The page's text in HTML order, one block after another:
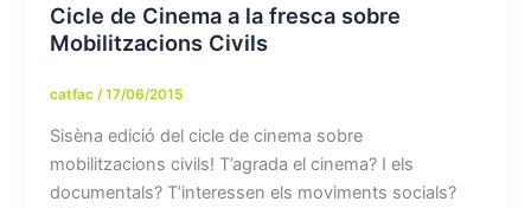
Cicle de Cinema a la fresca sobre
Mobilitzacions Civils
catfac /17/06/2015
Sisèna edició del cicle de cinema sobre
mobilitzacions civils! T’agrada el cinema? I els
documentals? T’interessen els moviments socials?